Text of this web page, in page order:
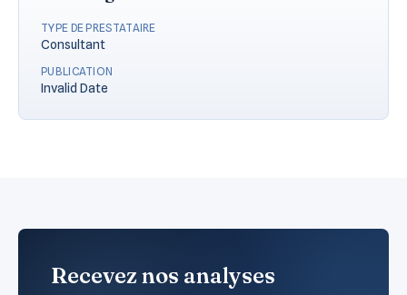
TYPE DE PRESTATAIRE
Consultant
PUBLICATION
Invalid Date
Recevez nos analyses